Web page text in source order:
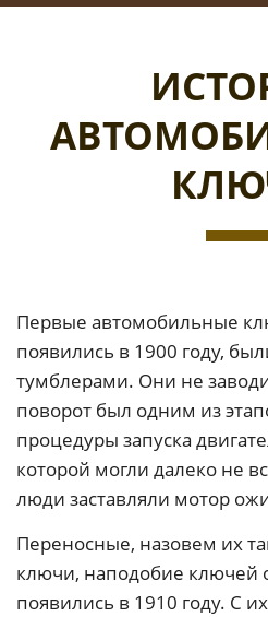
Первые автомобильные
появились в 1900 году,
тумблерами. Они не
поворот был одним из
процедуры запуска
которой могли далеко не
люди заставляли мотор
Переносные, назовем их
ключи, наподобие ключей
появились в 1910 году. С